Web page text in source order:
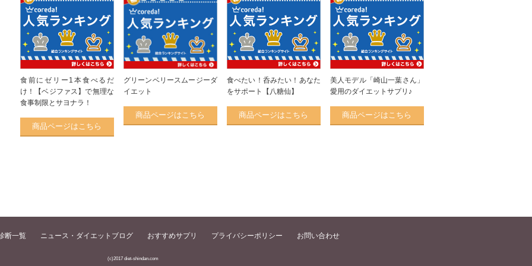
食前にゼリー1本食べるだ
け！【ベジファス】で無理な
食事制限とサヨナラ！
商品ページはこちら
グリーンベリースムージーダ
イエット
商品ページはこちら
食べたい！呑みたい！あなた
をサポート【八糖仙】
商品ページはこちら
美人モデル「崎山一葉さん」
愛用のダイエットサプリ♪
商品ページはこちら
断一覧 ニュース・ダイエットブログ おすすめサプリ プライバシーポリシー お問い合わせ
(c)2017 diet-shindan.com